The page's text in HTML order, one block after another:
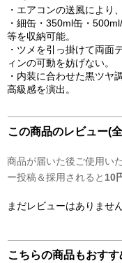
・エアコンの送風により
・細缶・350ml缶・
等を収納可能。
・ツメを引っ掛けて両面
ィンの可動を妨げない。
・内装に合わせた黒ツヤ
高級感を演出。
この商品のレビュー(
商品が届いた後ご使用いた
ー投稿＆採用されると 10
まだレビューはありませ
こちらの商品もおすす